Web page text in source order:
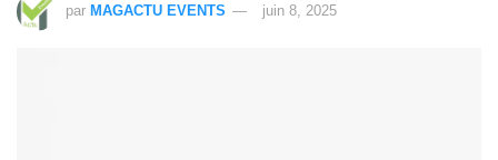
par MAGACTU EVENTS juin 8, 2025